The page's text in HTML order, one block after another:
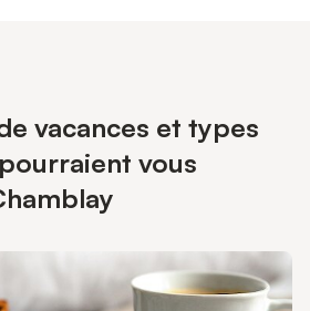
vacances et types
vous